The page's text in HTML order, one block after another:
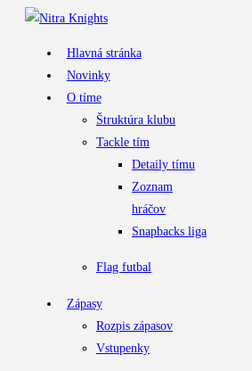
Hlavná stránka
Novinky
O tíme
Štruktúra klubu
Tackle tím
Detaily tímu
Zoznam
hráčov
Snapbacks liga
Flag futbal
Zápasy
Rozpis zápasov
Vstupenky